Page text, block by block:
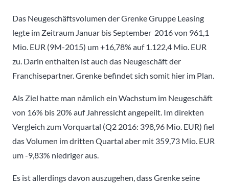
Das Neugeschäftsvolumen der Grenke Gruppe Leasing
legte im Zeitraum Januar bis September 2016 von 961,1
Mio. EUR (9M-2015) um +16,78% auf 1.122,4 Mio. EUR
zu. Darin enthalten ist auch das Neugeschäft der
Franchisepartner. Grenke befindet sich somit hier im Plan.
Als Ziel hatte man nämlich ein Wachstum im Neugeschäft
von 16% bis 20% auf Jahressicht angepeilt. Im direkten
Vergleich zum Vorquartal (Q2 2016: 398,96 Mio. EUR) fiel
das Volumen im dritten Quartal aber mit 359,73 Mio. EUR
um -9,83% niedriger aus.
Es ist allerdings davon auszugehen, dass Grenke seine